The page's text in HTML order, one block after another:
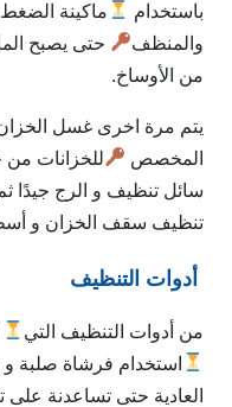
باستخدام
ماكينة
والمنظف
حتى يصبح
من الأوساخ.
يتم مرة اخرى غسل
المخصص
للخزانات
سائل تنظيف و الرج جيدًا
تنظيف سقف الخزان و
أدوات التنظيف
من أدوات التنظيف التي
استخدام فرشاة صلبة
العادية حتى تساعدنة